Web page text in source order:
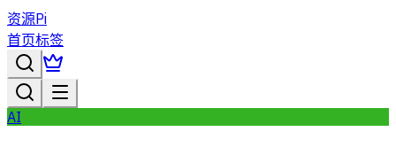
资源Pi
首页标签
AI